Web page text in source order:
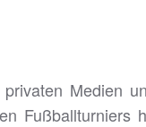
Medien
Fußballturniers